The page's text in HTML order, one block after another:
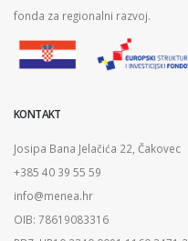
fonda za regionalni razvoj.
KONTAKT
Josipa Bana Jelačića 22, Čakovec
+385 40 39 55 59
info@menea.hr
OIB: 78619083316